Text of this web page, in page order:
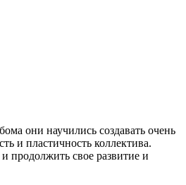
они научились создавать очень
и пластичность коллектива.
продолжить свое развитие и